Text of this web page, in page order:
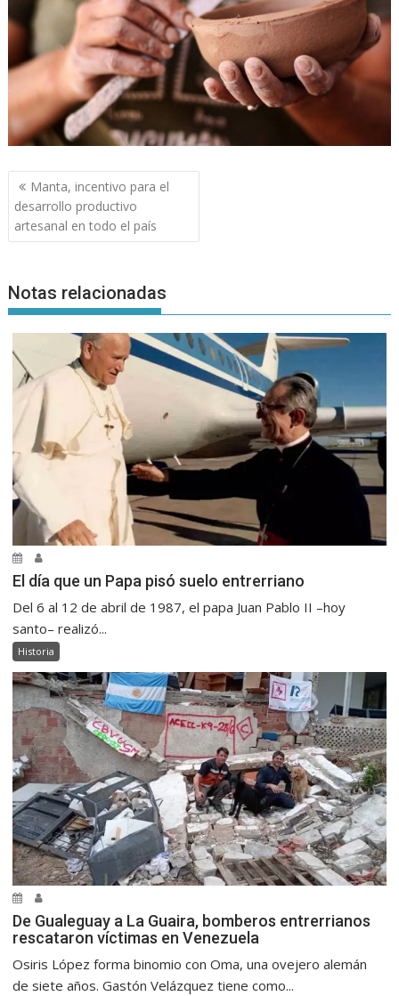
Navegación
de
entradas
Manta, incentivo para el
desarrollo productivo
artesanal en todo el país
Notas relacionadas
El día que un Papa pisó suelo entrerriano
Del 6 al 12 de abril de 1987, el papa Juan Pablo II –hoy
santo– realizó...
Historia
De Gualeguay a La Guaira, bomberos entrerrianos
rescataron víctimas en Venezuela
Osiris López forma binomio con Oma, una ovejero alemán
de siete años. Gastón Velázquez tiene como...